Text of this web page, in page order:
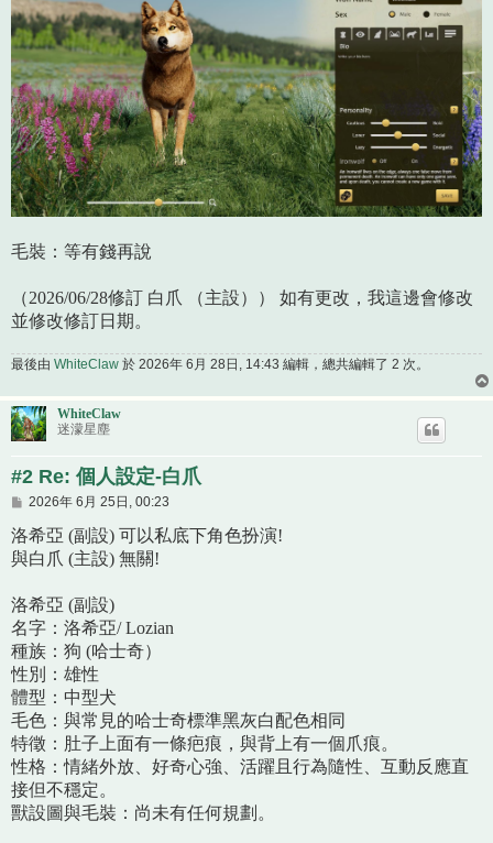
毛裝：等有錢再說
（2026/06/28修訂 白爪 （主設）） 如有更改，我這邊會修改
並修改修訂日期。
最後由 WhiteClaw 於 2026年 6月 28日, 14:43 編輯，總共編輯了 2 次。
WhiteClaw
迷濛星塵
#2 Re: 個人設定-白爪
文
2026年 6月 25日, 00:23
洛希亞 (副設) 可以私底下角色扮演!
與白爪 (主設) 無關!
洛希亞 (副設)
名字：洛希亞/ Lozian
種族：狗 (哈士奇）
性別：雄性
體型：中型犬
毛色：與常見的哈士奇標準黑灰白配色相同
特徵：肚子上面有一條疤痕，與背上有一個爪痕。
性格：情緒外放、好奇心強、活躍且行為隨性、互動反應直
接但不穩定。
獸設圖與毛裝：尚未有任何規劃。